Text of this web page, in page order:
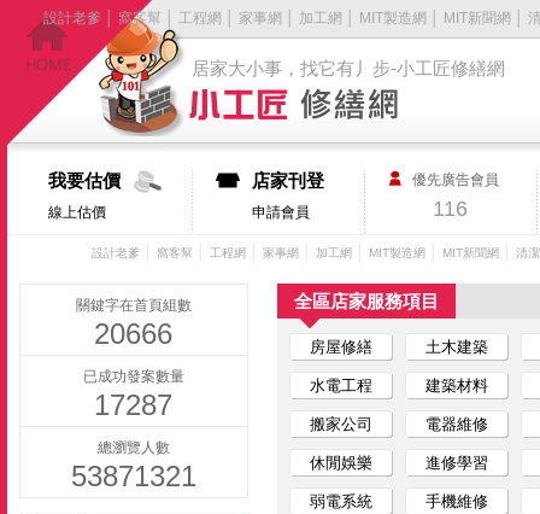
居家大小事，找它有丿步-小工匠修繕網
設計老爹 窩客幫 工程網 家事網 加工網 MIT製造網 MIT新聞網
我要估價
線上估價
店家刊登
申請會員
優先廣告會員
116
設計老爹 窩客幫 工程網 家事網 加工網 MIT製造網 MIT新聞網 清
關鍵字在首頁組數
20666
已成功發案數量
17287
總瀏覽人數
53871321
全區店家服務項目
房屋修繕 土木建築
水電工程 建築材料
搬家公司 電器維修
休閒娛樂 進修學習
弱電系統 手機維修